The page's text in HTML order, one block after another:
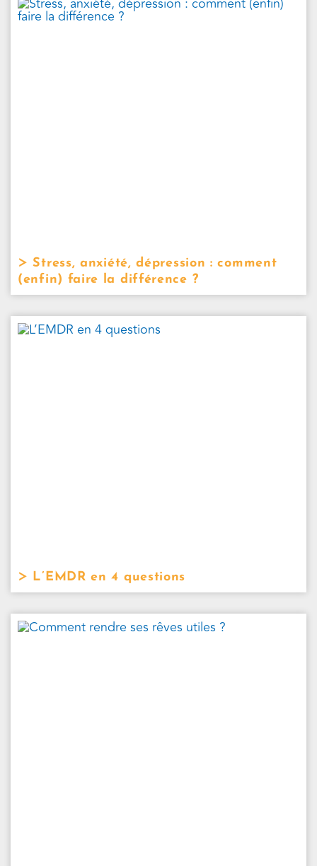
Stress, anxiété, dépression : comment
(enfin) faire la différence ?
L’EMDR en 4 questions